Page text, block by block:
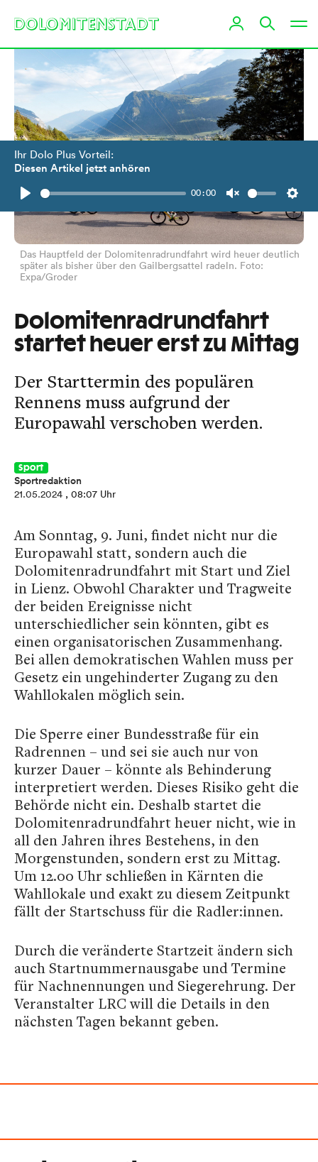
Ihr Dolo Plus Vorteil:
Diesen Artikel jetzt anhören
Play
00:00
Unmute
Das Hauptfeld der Dolomitenradrundfahrt wird heuer deutlich
später als bisher über den Gailbergsattel radeln. Foto:
Expa/Groder
Dolomitenradrundfahrt
startet heuer erst zu Mittag
Der Starttermin des populären
Rennens muss aufgrund der
Europawahl verschoben werden.
Sport
Sportredaktion
21.05.2024 , 08:07 Uhr
Am Sonntag, 9. Juni, findet nicht nur die
Europawahl statt, sondern auch die
Dolomitenradrundfahrt mit Start und Ziel
in Lienz. Obwohl Charakter und Tragweite
der beiden Ereignisse nicht
unterschiedlicher sein könnten, gibt es
einen organisatorischen Zusammenhang.
Bei allen demokratischen Wahlen muss per
Gesetz ein ungehinderter Zugang zu den
Wahllokalen möglich sein.
Die Sperre einer Bundesstraße für ein
Radrennen – und sei sie auch nur von
kurzer Dauer – könnte als Behinderung
interpretiert werden. Dieses Risiko geht die
Behörde nicht ein. Deshalb startet die
Dolomitenradrundfahrt heuer nicht, wie in
all den Jahren ihres Bestehens, in den
Morgenstunden, sondern erst zu Mittag.
Um 12.00 Uhr schließen in Kärnten die
Wahllokale und exakt zu diesem Zeitpunkt
fällt der Startschuss für die Radler:innen.
Durch die veränderte Startzeit ändern sich
auch Startnummernausgabe und Termine
für Nachnennungen und Siegerehrung. Der
Veranstalter LRC will die Details in den
nächsten Tagen bekannt geben.